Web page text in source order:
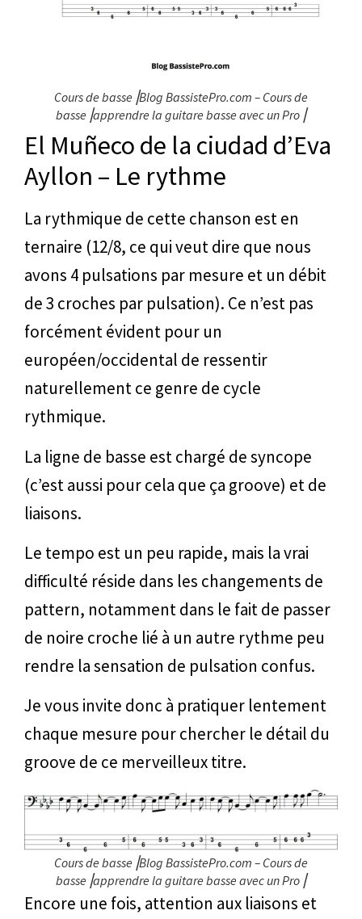
Cours de basse⎥Blog BassistePro.com – Cours de
basse⎥apprendre la guitare basse avec un Pro⎥
El Muñeco de la ciudad d’Eva
Ayllon – Le rythme
La rythmique de cette chanson est en
ternaire (12/8, ce qui veut dire que nous
avons 4 pulsations par mesure et un débit
de 3 croches par pulsation). Ce n’est pas
forcément évident pour un
européen/occidental de ressentir
naturellement ce genre de cycle
rythmique.
La ligne de basse est chargé de syncope
(c’est aussi pour cela que ça groove) et de
liaisons.
Le tempo est un peu rapide, mais la vrai
difficulté réside dans les changements de
pattern, notamment dans le fait de passer
de noire croche lié à un autre rythme peu
rendre la sensation de pulsation confus.
Je vous invite donc à pratiquer lentement
chaque mesure pour chercher le détail du
groove de ce merveilleux titre.
Cours de basse⎥Blog BassistePro.com – Cours de
basse⎥apprendre la guitare basse avec un Pro⎥
Encore une fois, attention aux liaisons et